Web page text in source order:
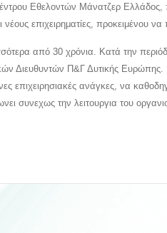
Εθελοντών Μάνατζερ Ελλάδος,
επιχειρηματίες, προκειμένου
από 30 χρόνια. Κατά την
Διευθυντών Π&Γ Δυτικής Ευρώπης.
επιχειρησιακές ανάγκες, να
συνεχως την λειτουργια του